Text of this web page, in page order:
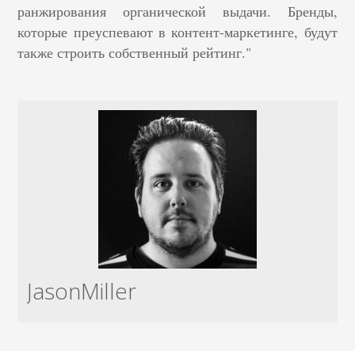
ранжирования органической выдачи. Бренды,
которые преуспевают в контент-маркетинге, будут
также строить собственный рейтинг."
JasonMiller